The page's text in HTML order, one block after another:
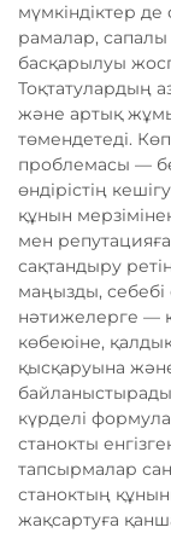
мүмкіндіктер
рамалар,
басқарылуы
Тоқтатулардың
және артық
төмендетеді.
проблемасы —
өндірістің
құнын
мен
сақтандыру
маңызды,
нәтижелерге —
көбеюіне,
қысқаруына
күрделі
станокты
тапсырмалар
станоктың
жақсартуға